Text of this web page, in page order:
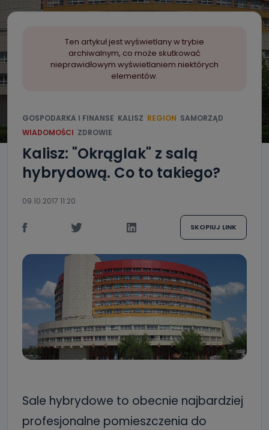
Ten artykuł jest wyświetlany w trybie
archiwalnym, co może skutkować
nieprawidłowym wyświetlaniem niektórych
elementów.
GOSPODARKA I FINANSE KALISZ REGION SAMORZĄD
WIADOMOŚCI ZDROWIE
Kalisz: "Okrąglak" z salą
hybrydową. Co to takiego?
09.10.2017 11:20
SKOPIUJ LINK
Sale hybrydowe to obecnie najbardziej
profesjonalne pomieszczenia do